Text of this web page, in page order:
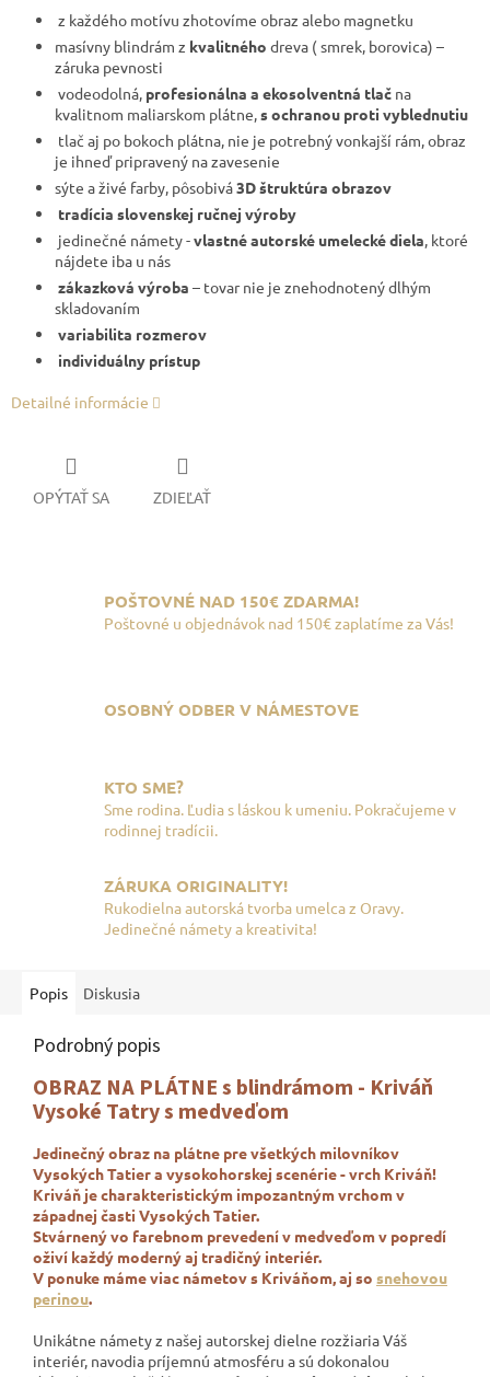
z každého motívu zhotovíme obraz alebo magnetku
masívny blindrám z kvalitného dreva ( smrek, borovica) –
záruka pevnosti
vodeodolná, profesionálna a ekosolventná tlač na
kvalitnom maliarskom plátne,s ochranou proti vyblednutiu
tlač aj po bokoch plátna, nie je potrebný vonkajší rám, obraz
je ihneď pripravený na zavesenie
sýte a živé farby, pôsobivá3D štruktúra obrazov
tradícia slovenskej ručnej výroby
jedinečné námety -vlastné autorské umelecké diela, ktoré
nájdete iba u nás
zákazková výroba – tovar nie je znehodnotený dlhým
skladovaním
variabilita rozmerov
individuálny prístup
Detailné informácie
OPÝTAŤ SA ZDIEĽAŤ
POŠTOVNÉ NAD 150€ ZDARMA!
Poštovné u objednávok nad 150€ zaplatíme za Vás!
OSOBNÝ ODBER V NÁMESTOVE
KTO SME?
Sme rodina. Ľudia s láskou k umeniu. Pokračujeme v
rodinnej tradícii.
ZÁRUKA ORIGINALITY!
Rukodielna autorská tvorba umelca z Oravy.
Jedinečné námety a kreativita!
Popis Diskusia
Podrobný popis
OBRAZ NA PLÁTNE s blindrámom - Kriváň
Vysoké Tatry s medveďom
Jedinečný obraz na plátne pre všetkých milovníkov
Vysokých Tatier a vysokohorskej scenérie - vrch Kriváň!
Kriváň je charakteristickým impozantným vrchom v
západnej časti Vysokých Tatier.
Stvárnený vo farebnom prevedení v medveďom v popredí
oživí každý moderný aj tradičný interiér.
V ponuke máme viac námetov s Kriváňom, aj so snehovou
perinou.
Unikátne námety z našej autorskej dielne rozžiaria Váš
interiér, navodia príjemnú atmosféru a sú dokonalou